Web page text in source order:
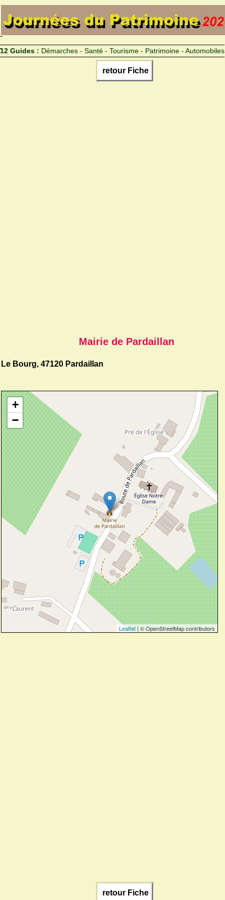
12 Guides : Démarches - Santé - Tourisme - Patrimoine - Automobiles
retour Fiche
Mairie de Pardaillan
Le Bourg, 47120 Pardaillan
+
−
Leaflet | © OpenStreetMap contributors
retour Fiche